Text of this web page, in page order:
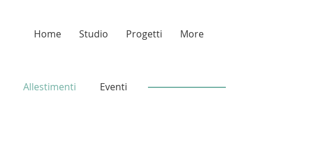
Home Studio Progetti More
Allestimenti Eventi